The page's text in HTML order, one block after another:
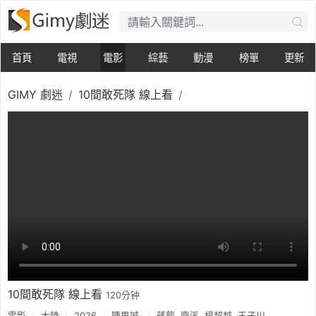
首頁 電視 電影 綜藝 動漫 榜單 更新
GIMY 劇迷 10間敢死隊 線上看
10間敢死隊 線上看 120分钟